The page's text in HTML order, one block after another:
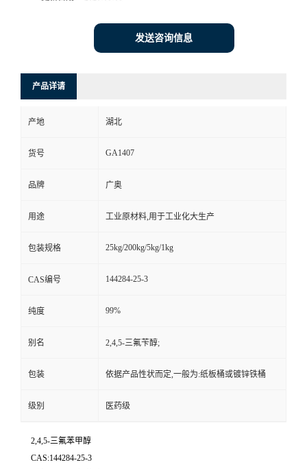
发送咨询信息
产品详请
产地 湖北
货号 GA1407
品牌 广奥
用途 工业原材料,用于工业化大生产
包装规格 25kg/200kg/5kg/1kg
CAS编号 144284-25-3
纯度 99%
别名 2,4,5-三氟苄醇;
包装 依据产品性状而定,一般为:纸板桶或镀锌铁桶
级别 医药级
2,4,5-三氟苯甲醇
CAS:144284-25-3